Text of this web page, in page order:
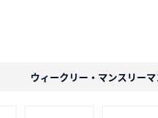
ウィークリー・マンスリー